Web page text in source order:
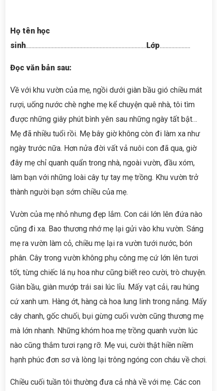
Họ tên học
sinh...................................................................................Lớp.....................
Đọc văn bản sau:
Về với khu vườn của mẹ, ngồi dưới giàn bầu gió chiều mát
rượi, uống nước chè nghe mẹ kể chuyện quê nhà, tôi tìm
được những giây phút bình yên sau những ngày tất bật…
Mẹ đã nhiều tuổi rồi. Mẹ bây giờ không còn đi làm xa như
ngày trước nữa. Hơn nửa đời vất vả nuôi con đã qua, giờ
đây mẹ chỉ quanh quẩn trong nhà, ngoài vườn, đầu xóm,
làm bạn với những loài cây tự tay mẹ trồng. Khu vườn trở
thành người bạn sớm chiều của mẹ.
Vườn của mẹ nhỏ nhưng đẹp lắm. Con cái lớn lên đứa nào
cũng đi xa. Bao thương nhớ mẹ lại gửi vào khu vườn. Sáng
mẹ ra vườn làm cỏ, chiều mẹ lại ra vườn tưới nước, bón
phân. Cây trong vườn không phụ công mẹ cứ lớn lên tươi
tốt, từng chiếc lá nụ hoa như cũng biết reo cười, trò chuyện.
Giàn bầu, giàn mướp trái sai lúc lỉu. Mấy vạt cải, rau húng
cứ xanh um. Hàng ớt, hàng cà hoa lung linh trong nắng. Mấy
cây chanh, gốc chuối, bụi gừng cuối vườn cũng thương mẹ
mà lớn nhanh. Những khóm hoa mẹ trồng quanh vườn lúc
nào cũng thắm tươi rạng rỡ. Mẹ vui, cười thật hiền niềm
hạnh phúc đơn sơ và lòng lại trông ngóng con cháu về chơi.
Chiều cuối tuần tôi thường đưa cả nhà về với mẹ. Các con